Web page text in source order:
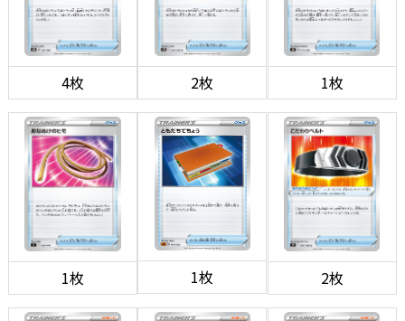
4枚 2枚 1枚
1枚 1枚 2枚